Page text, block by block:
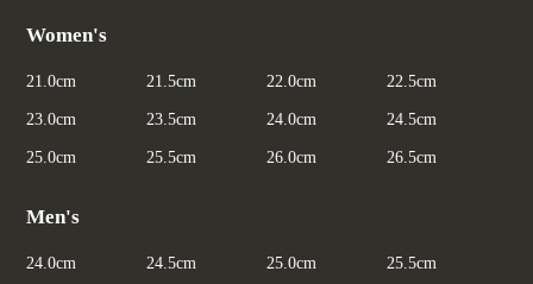
Women's
21.0cm 21.5cm 22.0cm 22.5cm
23.0cm 23.5cm 24.0cm 24.5cm
25.0cm 25.5cm 26.0cm 26.5cm
Men's
24.0cm 24.5cm 25.0cm 25.5cm